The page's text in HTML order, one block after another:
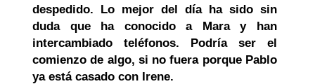
despedido. Lo mejor del día ha sido sin
duda que ha conocido a Mara y han
intercambiado teléfonos. Podría ser el
comienzo de algo, si no fuera porque Pablo
ya está casado con Irene.